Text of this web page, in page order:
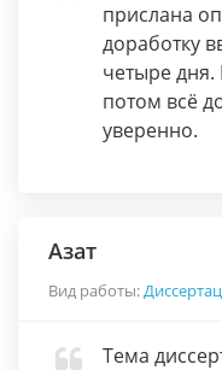
прислана
доработку
четыре
потом всё
уверенно.
Азат
Вид работы:
Тема